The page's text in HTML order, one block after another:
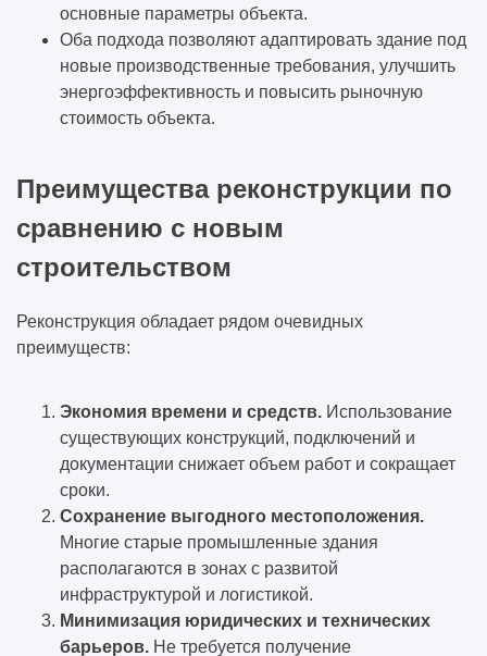
основные параметры объекта.
Оба подхода позволяют адаптировать здание под
новые производственные требования, улучшить
энергоэффективность и повысить рыночную
стоимость объекта.
Преимущества реконструкции по
сравнению с новым
строительством
Реконструкция обладает рядом очевидных
преимуществ:
Экономия времени и средств. Использование
существующих конструкций, подключений и
документации снижает объем работ и сокращает
сроки.
Сохранение выгодного местоположения.
Многие старые промышленные здания
располагаются в зонах с развитой
инфраструктурой и логистикой.
Минимизация юридических и технических
барьеров. Не требуется получение